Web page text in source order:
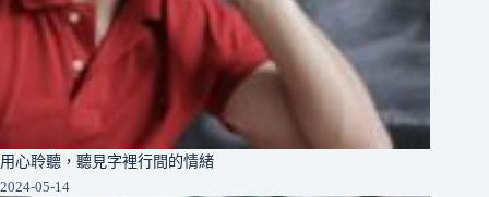
用心聆聽，聽見字裡行間的情緒
2024-05-14